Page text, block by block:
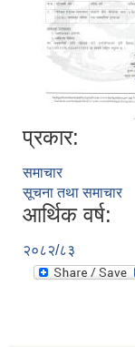
प्रकार:
समाचार
सूचना तथा समाचार
आर्थिक वर्ष:
२०८२/८३